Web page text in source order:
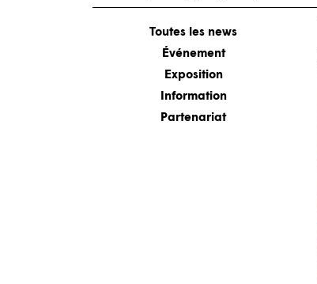
À propos
Numéros
Toutes les news
Événement
Exposition
Information
Partenariat